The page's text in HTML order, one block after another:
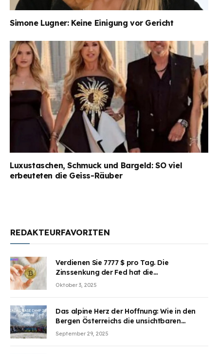
Simone Lugner: Keine Einigung vor Gericht
Luxustaschen, Schmuck und Bargeld: SO viel
erbeuteten die Geiss-Räuber
REDAKTEURFAVORITEN
Verdienen Sie 7777 $ pro Tag. Die
Zinssenkung der Fed hat die
Aufmerksamkeit des Marktes erregt.
Oktober 3, 2025
Das alpine Herz der Hoffnung: Wie in den
Bergen Österreichs die unsichtbaren
Wunden des Kriegesheilen
September 29, 2025